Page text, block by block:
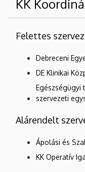
KK
Felettes
Debreceni
DE Klinikai
Egészségügyi
szervezeti
Alárendelt
Ápolási és
KK Operatív